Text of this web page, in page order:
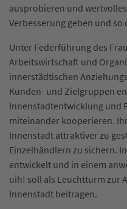
ausprobieren und
Verbesserung geben und
Unter Federführung des
Arbeitswirtschaft und
innerstädtischen
Kunden- und Zielgruppen
Innenstadtentwicklung und
miteinander kooperieren.
Innenstadt attraktiver zu
Einzelhändlern zu sichern.
entwickelt und in einem
uih! soll als Leuchtturm zur
Innenstadt beitragen.